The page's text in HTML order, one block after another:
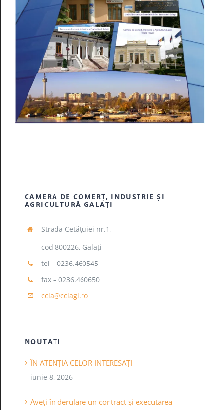
GDPR
CAMERA DE COMERŢ, INDUSTRIE ŞI
AGRICULTURĂ GALAŢI
Strada Cetăţuiei nr.1,
cod 800226, Galaţi
tel – 0236.460545
fax – 0236.460650
ccia@cciagl.ro
NOUTATI
ÎN ATENȚIA CELOR INTERESAȚI
iunie 8, 2026
Aveți în derulare un contract și executarea